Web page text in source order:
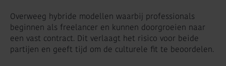
Overweeg hybride modellen waarbij professionals
beginnen als freelancer en kunnen doorgroeien naar
een vast contract. Dit verlaagt het risico voor beide
partijen en geeft tijd om de culturele fit te beoordelen.